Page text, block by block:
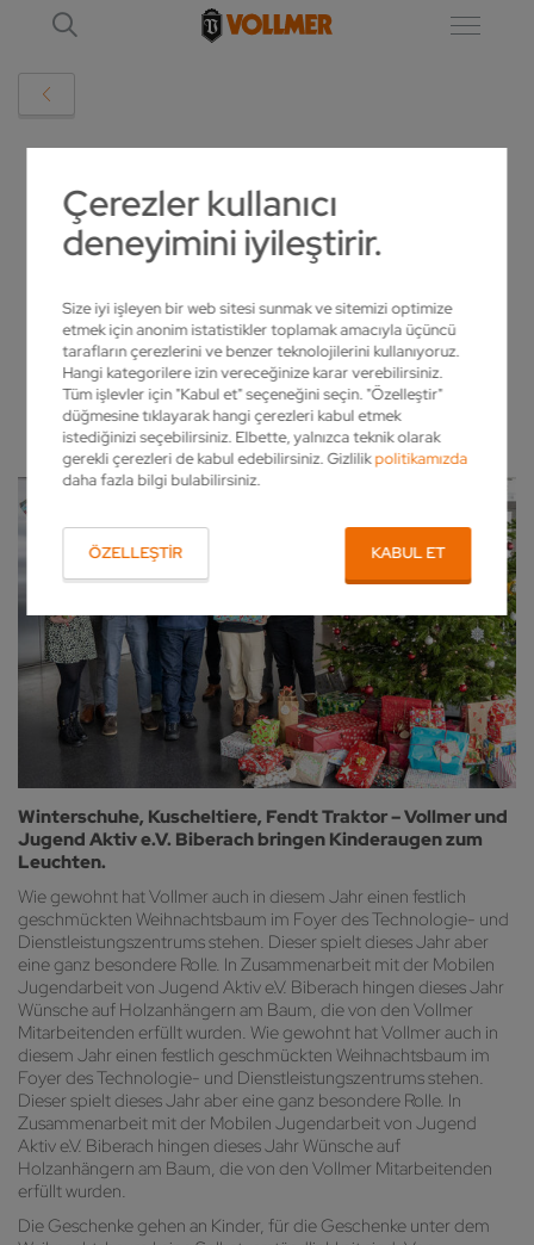
Çerezler kullanıcı
deneyimini iyileştirir.
Size iyi işleyen bir web sitesi sunmak ve sitemizi optimize
etmek için anonim istatistikler toplamak amacıyla üçüncü
tarafların çerezlerini ve benzer teknolojilerini kullanıyoruz.
Hangi kategorilere izin vereceğinize karar verebilirsiniz.
Tüm işlevler için "Kabul et" seçeneğini seçin. "Özelleştir"
düğmesine tıklayarak hangi çerezleri kabul etmek
istediğinizi seçebilirsiniz. Elbette, yalnızca teknik olarak
gerekli çerezleri de kabul edebilirsiniz. Gizlilikpolitikamızda
daha fazla bilgi bulabilirsiniz.
ÖZELLEŞTIR KABUL ET
GEMEINSAM WEIHNACHTSWÜNSCHE
2022-12-21
Winterschuhe, Kuscheltiere, Fendt Traktor – Vollmer und
Jugend Aktiv e.V. Biberach bringen Kinderaugen zum
Leuchten.
Wie gewohnt hat Vollmer auch in diesem Jahr einen festlich
geschmückten Weihnachtsbaum im Foyer des Technologie- und
Dienstleistungszentrums stehen. Dieser spielt dieses Jahr aber
eine ganz besondere Rolle. In Zusammenarbeit mit der Mobilen
Jugendarbeit von Jugend Aktiv e.V. Biberach hingen dieses Jahr
Wünsche auf Holzanhängern am Baum, die von den Vollmer
Mitarbeitenden erfüllt wurden. Wie gewohnt hat Vollmer auch in
diesem Jahr einen festlich geschmückten Weihnachtsbaum im
Foyer des Technologie- und Dienstleistungszentrums stehen.
Dieser spielt dieses Jahr aber eine ganz besondere Rolle. In
Zusammenarbeit mit der Mobilen Jugendarbeit von Jugend
Aktiv e.V. Biberach hingen dieses Jahr Wünsche auf
Holzanhängern am Baum, die von den Vollmer Mitarbeitenden
erfüllt wurden.
Die Geschenke gehen an Kinder, für die Geschenke unter dem